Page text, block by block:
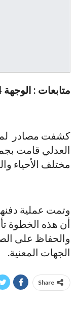
متابعات : الوجهة 24
مختلف الأحياء
وتمت عملية
أن هذه الخطوة
والحفاظ على
الجهات المعنية.
Share